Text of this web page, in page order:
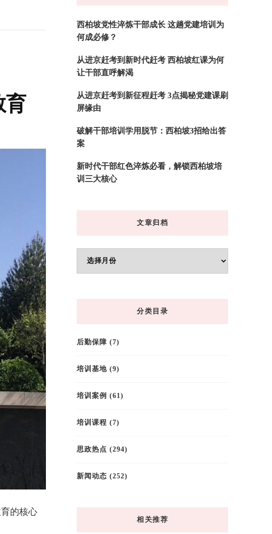
育
的核心
西柏坡党性淬炼干部成长 这趟党建培训为
何成必修？
从进京赶考到新时代赶考 西柏坡红课为何
让干部直呼解渴
从进京赶考到新征程赶考 3点揭秘党建课刷
屏缘由
破解干部培训学用脱节：西柏坡3招给出答
案
新时代干部红色淬炼必看，解锁西柏坡培
训三大核心
文章归档
章
分类目录
后勤保障 (7)
培训基地 (9)
培训案例 (61)
培训课程 (7)
思政热点 (294)
新闻动态 (252)
相关推荐